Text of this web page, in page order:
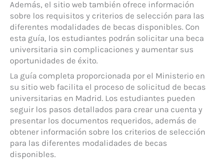
Además, el sitio web también ofrece información
sobre los requisitos y criterios de selección para las
diferentes modalidades de becas disponibles. Con
esta guía, los estudiantes podrán solicitar una beca
universitaria sin complicaciones y aumentar sus
oportunidades de éxito.
La guía completa proporcionada por el Ministerio en
su sitio web facilita el proceso de solicitud de becas
universitarias en Madrid. Los estudiantes pueden
seguir los pasos detallados para crear una cuenta y
presentar los documentos requeridos, además de
obtener información sobre los criterios de selección
para las diferentes modalidades de becas
disponibles.